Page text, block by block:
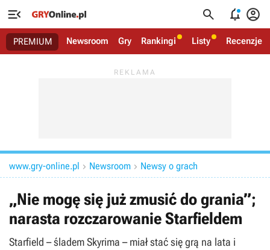
   
PREMIUM Newsroom Gry Rankingi Listy Recenzje
www.gry-online.pl  Newsroom  Newsy o grach
„Nie mogę się już zmusić do grania”;
narasta rozczarowanie Starfieldem
Starfield – śladem Skyrima – miał stać się grą na lata i